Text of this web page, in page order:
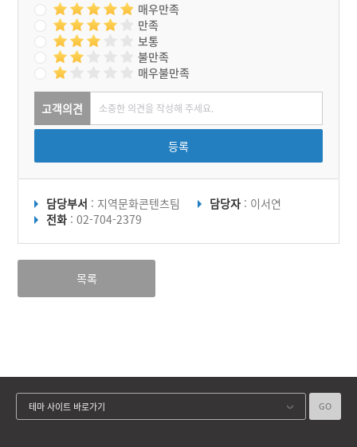
매우만족
만족
보통
불만족
매우불만족
고객의견
등록
담당부서 : 지역문화콘텐츠팀 담당자 : 이서연
전화 : 02-704-2379
목록
테마 사이트 바로가기 GO